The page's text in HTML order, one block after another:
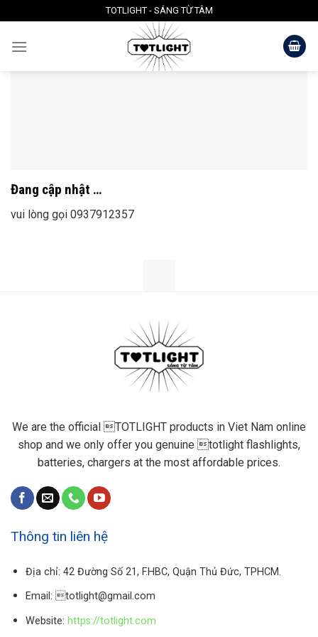
to
content
TOTLIGHT - SÁNG TỪ TÂM
Đang cập nhật …
vui lòng gọi 0937912357
We are the official TOTLIGHT products in Viet Nam online
shop and we only offer you genuine totlight flashlights,
batteries, chargers at the most affordable prices.
Thông tin liên hệ
Địa chỉ: 42 Đường Số 21, F.HBC, Quận Thủ Đức, TPHCM.
Email: totlight@gmail.com
Website: https://totlight.com